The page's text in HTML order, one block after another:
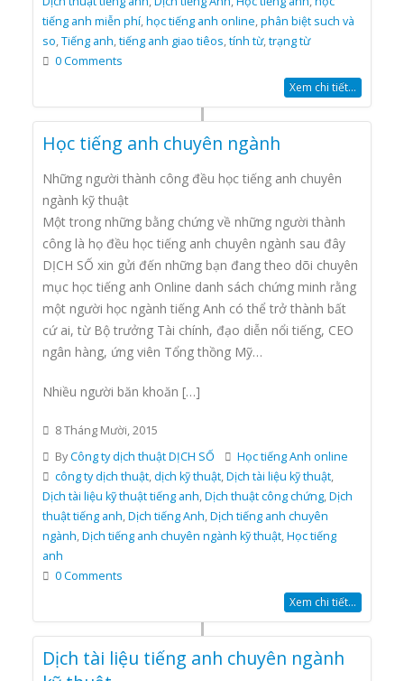
tiếng anh miễn phí,học tiếng anh online,phân biệt such và
so,Tiếng anh,tiếng anh giao tiêos,tính từ,trạng từ
0 Comments
Xem chi tiết...
Học tiếng anh chuyên ngành
Những người thành công đều học tiếng anh chuyên
ngành kỹ thuật
Một trong những bằng chứng về những người thành
công là họ đều học tiếng anh chuyên ngành sau đây
DỊCH SỐ xin gửi đến những bạn đang theo dõi chuyên
mục học tiếng anh Online danh sách chứng minh rằng
một người học ngành tiếng Anh có thể trở thành bất
cứ ai, từ Bộ trưởng Tài chính, đạo diễn nổi tiếng, CEO
ngân hàng, ứng viên Tổng thồng Mỹ…
Nhiều người băn khoăn […]
8 Tháng Mười, 2015
ByCông ty dịch thuật DỊCH SỐ
Học tiếng Anh online
công ty dịch thuật,dịch kỹ thuật,Dịch tài liệu kỹ thuật,
Dịch tài liệu kỹ thuật tiếng anh,Dịch thuật công chứng,Dịch
thuật tiếng anh,Dịch tiếng Anh,Dịch tiếng anh chuyên
ngành,Dịch tiếng anh chuyên ngành kỹ thuật,Học tiếng
anh
0 Comments
Xem chi tiết...
Dịch tài liệu tiếng anh chuyên ngành